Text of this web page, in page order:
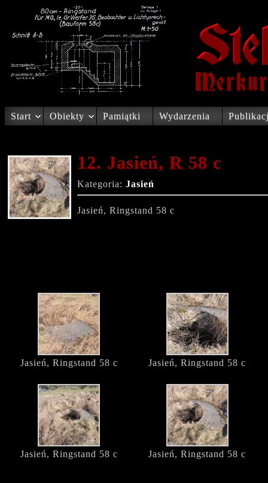
Start Obiekty Pamiątki Wydarzenia
12. Jasień, R 58 c
Kategoria: Jasień
Jasień, Ringstand 58 c
Jasień, Ringstand 58 c Jasień, Ringstand 58 c
Jasień, Ringstand 58 c Jasień, Ringstand 58 c